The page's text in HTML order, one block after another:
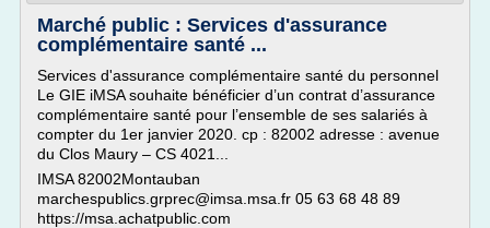
Marché public : Services d'assurance
complémentaire santé ...
Services d'assurance complémentaire santé du personnel
Le GIE iMSA souhaite bénéficier d’un contrat d’assurance
complémentaire santé pour l’ensemble de ses salariés à
compter du 1er janvier 2020. cp : 82002 adresse : avenue
du Clos Maury – CS 4021...
IMSA 82002Montauban
marchespublics.grprec@imsa.msa.fr 05 63 68 48 89
https://msa.achatpublic.com